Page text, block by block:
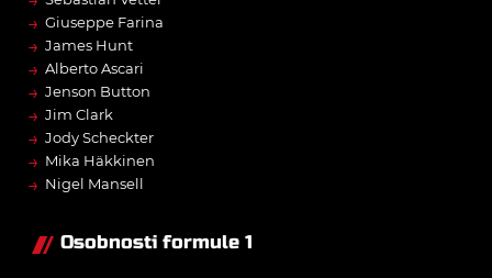
→ Giuseppe Farina
→ James Hunt
→ Alberto Ascari
→ Jenson Button
→ Jim Clark
→ Jody Scheckter
→ Mika Häkkinen
→ Nigel Mansell
Osobnosti formule 1